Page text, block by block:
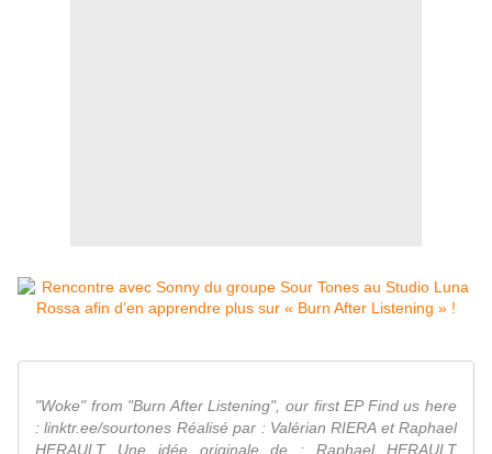
"Woke" from "Burn After Listening", our first EP Find us here
: linktr.ee/sourtones Réalisé par : Valérian RIERA et Raphael
HERAULT Une idée originale de : Raphael HERAULT